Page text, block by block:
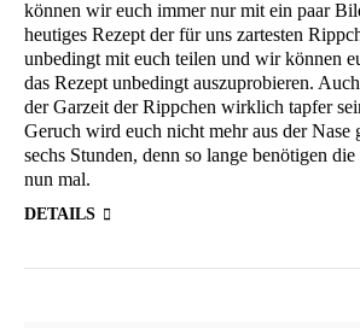
kön­nen wir euch immer nur mit ein paar
heu­ti­ges Rezept der für uns zar­tes­ten
unbe­dingt mit euch tei­len und wir kön­nen
das Rezept unbe­dingt aus­zu­pro­bie­ren.
der Gar­zeit der Ripp­chen wirk­lich tap­fer
Geruch wird euch nicht mehr aus der Nase
sechs Stun­den, denn so lan­ge benö­ti­gen
nun mal.
DETAILS